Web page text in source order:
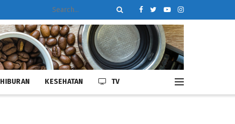
HIBURAN KESEHATAN TV